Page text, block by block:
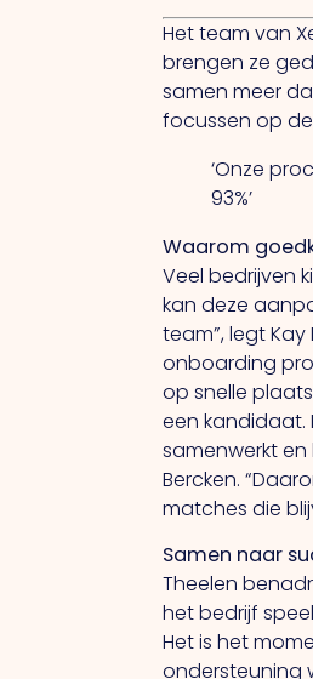
Het team van
brengen ze
samen meer
focussen op
‘Onze
93%’
Waarom
Veel bedrijven
kan deze
team”, legt
onboarding
op snelle
een kandidaat.
samenwerkt
Bercken.
matches die
Samen naar
Theelen
het bedrijf
Hetis het
ondersteuning